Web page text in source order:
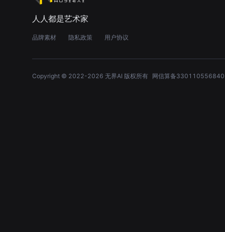
人人都是艺术家
品牌素材 隐私政策 用户协议
Copyright © 2022-2026 无界AI 版权所有 网信算备